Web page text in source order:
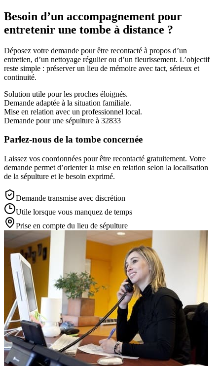
Besoin d’un accompagnement pour
entretenir une tombe à distance ?
Déposez votre demande pour être recontacté à propos d’un
entretien, d’un nettoyage régulier ou d’un fleurissement. L’objectif
reste simple : préserver un lieu de mémoire avec tact, sérieux et
continuité.
Solution utile pour les proches éloignés.
Demande adaptée à la situation familiale.
Mise en relation avec un professionnel local.
Demande pour une sépulture à 32833
Parlez-nous de la tombe concernée
Laissez vos coordonnées pour être recontacté gratuitement. Votre
demande permet d’orienter la mise en relation selon la localisation
de la sépulture et le besoin exprimé.
Demande transmise avec discrétion
Utile lorsque vous manquez de temps
Prise en compte du lieu de sépulture